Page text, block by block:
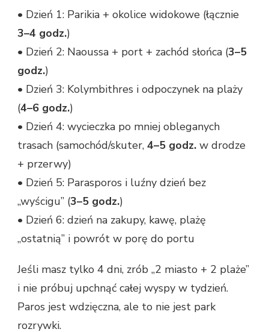
• Dzień 1: Parikia + okolice widokowe (łącznie
3–4 godz.)
• Dzień 2: Naoussa + port + zachód słońca (3–5
godz.)
• Dzień 3: Kolymbithres i odpoczynek na plaży
(4–6 godz.)
• Dzień 4: wycieczka po mniej obleganych
trasach (samochód/skuter, 4–5 godz. w drodze
+ przerwy)
• Dzień 5: Parasporos i luźny dzień bez
„wyścigu” (3–5 godz.)
• Dzień 6: dzień na zakupy, kawę, plażę
„ostatnią” i powrót w porę do portu
Jeśli masz tylko 4 dni, zrób „2 miasto + 2 plaże”
i nie próbuj upchnąć całej wyspy w tydzień.
Paros jest wdzięczna, ale to nie jest park
rozrywki.